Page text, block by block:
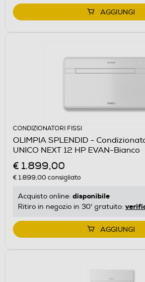
AGGIUNGI
CONDIZIONATORI FISSI
OLIMPIA SPLENDID -
UNICO NEXT 12 HP EVAN-Bianco
€ 1.899,00
€ 1.899,00consigliato
Acquisto online: disponibile
Ritiro in negozio in 30' gratuito:
AGGIUNGI